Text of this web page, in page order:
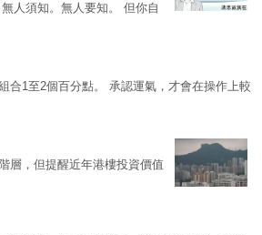
人須知。無人要知。 但你自
合1至2個百分點。 承認運氣，才會在操作上較
層，但提醒近年港樓投資價值